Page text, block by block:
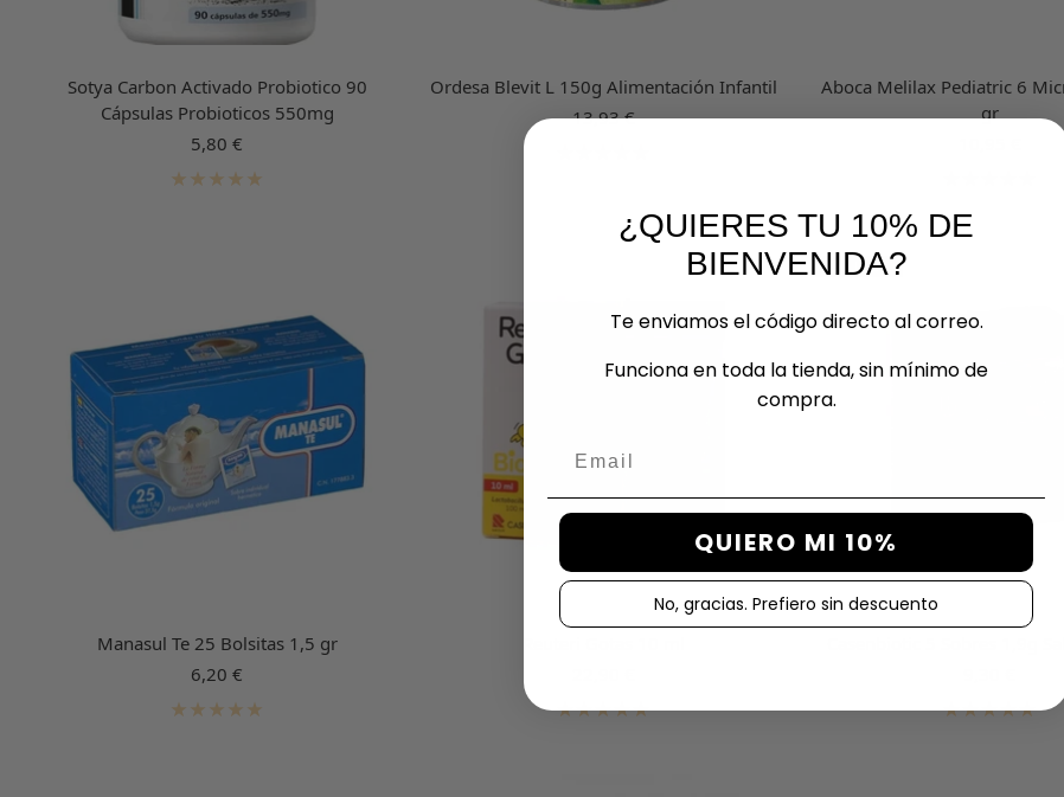
Sotya Carbon Activado Probiotico 90
Cápsulas Probioticos 550mg
Precio
de
5,80 €
Ordesa Blevit L 150g Alimentación Infantil
Precio
13,93 €
Aboca Melilax Pediatric 6
gr
Manasul Te 25 Bolsitas 1,5 gr
Precio
de
6,20 €
AGOTADO
Casenbiotic 5 Sobres 1,9g
¿QUIERES TU 10% DE
BIENVENIDA?
Te enviamos el código directo al correo.
Funciona en toda la tienda, sin mínimo de
compra.
QUIERO MI 10%
No, gracias. Prefiero sin descuento